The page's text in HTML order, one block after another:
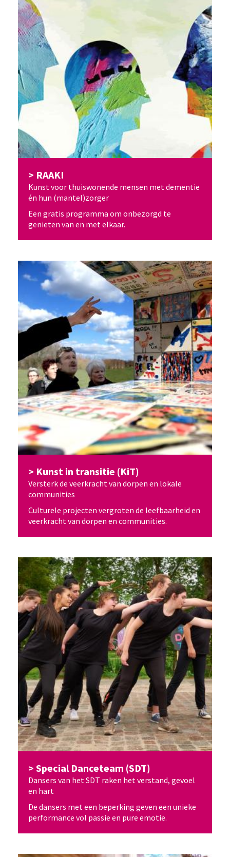
RAAK!
Kunst voor thuiswonende mensen met dementie
én hun (mantel)zorger
Een gratis programma om onbezorgd te
genieten van en met elkaar.
Kunst in transitie (KiT)
Versterk de veerkracht van dorpen en lokale
communities
Culturele projecten vergroten de leefbaarheid en
veerkracht van dorpen en communities.
Special Danceteam (SDT)
Dansers van het SDT raken het verstand, gevoel
en hart
De dansers met een beperking geven een unieke
performance vol passie en pure emotie.